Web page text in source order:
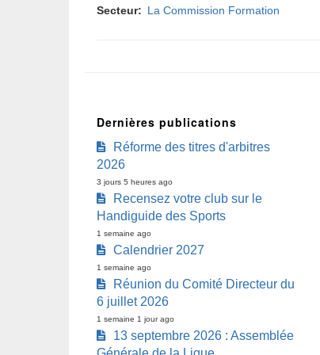
Secteur La Commission Formation
Dernières publications
Réforme des titres d'arbitres
2026
3 jours 5 heures ago
Recensez votre club sur le
Handiguide des Sports
1 semaine ago
Calendrier 2027
1 semaine ago
Réunion du Comité Directeur du
6 juillet 2026
1 semaine 1 jour ago
13 septembre 2026 : Assemblée